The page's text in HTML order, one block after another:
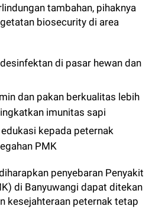
tambahan, pihaknya
biosecurity di area
di pasar hewan dan
dan pakan berkualitas lebih
imunitas sapi
kepada peternak
PMK
penyebaran Penyakit
di Banyuwangi dapat ditekan
kesejahteraan peternak tetap